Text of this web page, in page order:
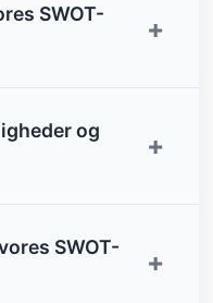
SWOT-
+
og
+
SWOT-
+